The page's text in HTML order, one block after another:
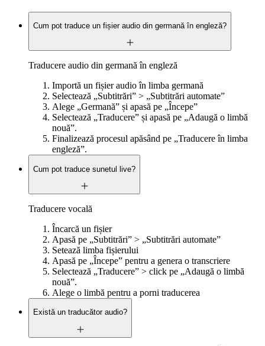
Cum pot traduce un fișier audio din germană în engleză?
Traducere audio din germană în engleză
Importă un fișier audio în limba germană
Selectează „Subtitrări” > „Subtitrări automate”
Alege „Germană” și apasă pe „Începe”
Selectează „Traducere” și apasă pe „Adaugă o limbă
nouă”.
Finalizează procesul apăsând pe „Traducere în limba
engleză”.
Cum pot traduce sunetul live?
Traducere vocală
Încarcă un fișier
Apasă pe „Subtitrări” > „Subtitrări automate”
Setează limba fișierului
Apasă pe „Începe” pentru a genera o transcriere
Selectează „Traducere” > click pe „Adaugă o limbă
nouă”.
Alege o limbă pentru a porni traducerea
Există un traducător audio?